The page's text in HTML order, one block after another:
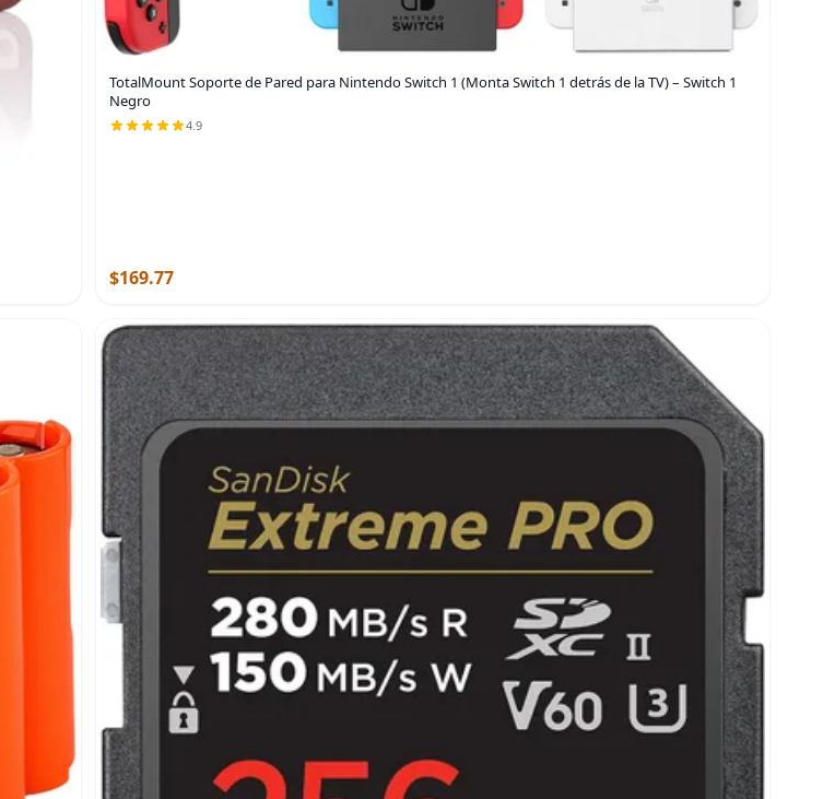
TotalMount Soporte de Pared para Nintendo Switch 1 (Monta Switch 1 detrás de la TV) – Switch 1
Negro
4.9
$169.77